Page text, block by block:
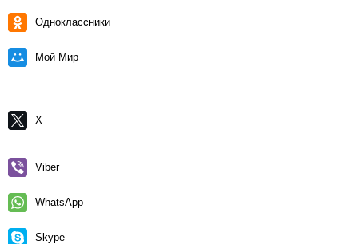
Одноклассники
Мой Мир
X
Viber
WhatsApp
Skype